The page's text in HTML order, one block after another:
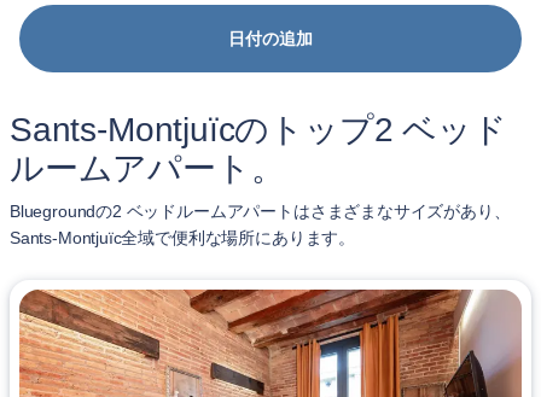
日付の追加
Sants-Montjuïcのトップ2 ベッド
ルームアパート。
Bluegroundの2 ベッドルームアパートはさまざまなサイズがあり、
Sants-Montjuïc全域で便利な場所にあります。